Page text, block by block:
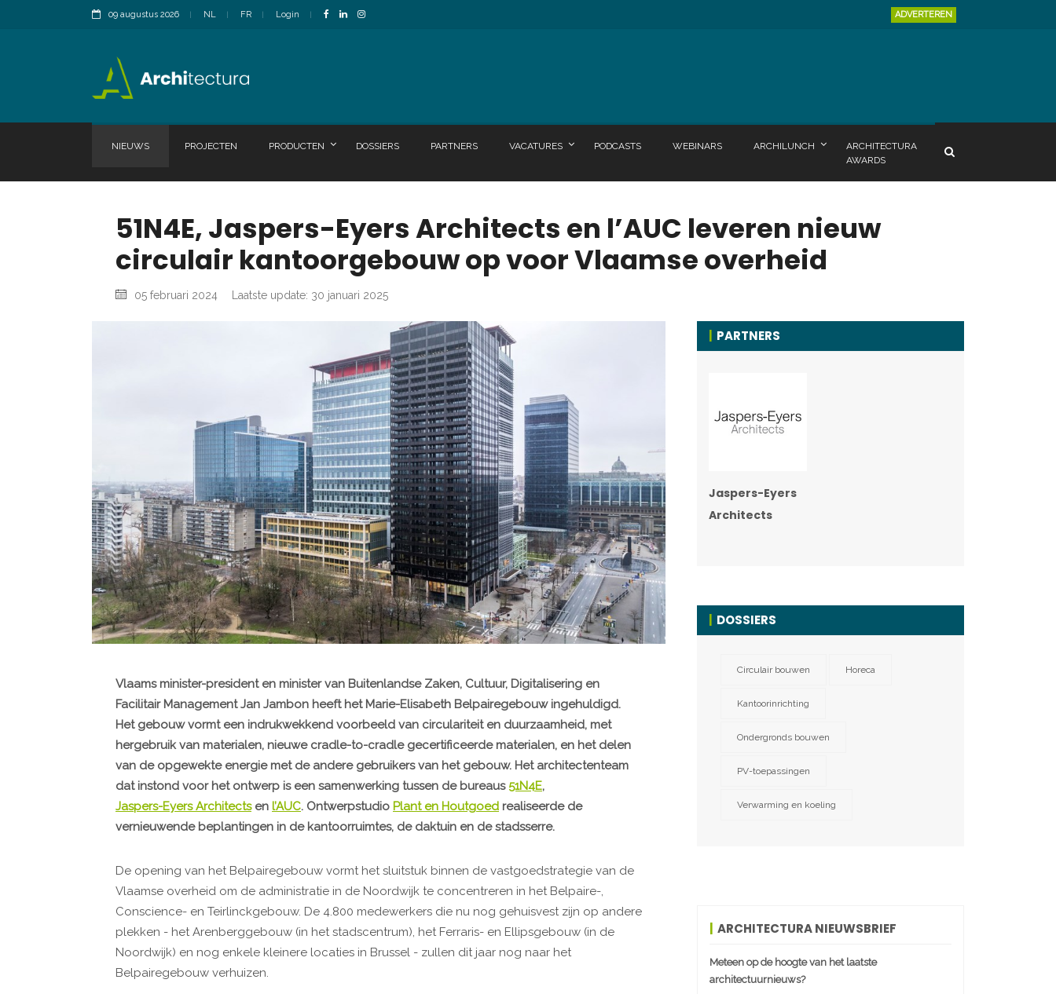
09 augustus 2026 NL FR Login ADVERTEREN
NIEUWS PROJECTEN PRODUCTEN DOSSIERS PARTNERS VACATURES PODCASTS WEBINARS ARCHILUNCH
ARCHITECTURA
AWARDS
51N4E, Jaspers-Eyers Architects en l’AUC leveren nieuw
circulair kantoorgebouw op voor Vlaamse overheid
05 februari 2024 Laatste update: 30 januari 2025
Vlaams minister-president en minister van Buitenlandse Zaken, Cultuur, Digitalisering en
Facilitair Management Jan Jambon heeft het Marie-Elisabeth Belpairegebouw ingehuldigd.
Het gebouw vormt een indrukwekkend voorbeeld van circulariteit en duurzaamheid, met
hergebruik van materialen, nieuwe cradle-to-cradle gecertificeerde materialen, en het delen
van de opgewekte energie met de andere gebruikers van het gebouw. Het architectenteam
dat instond voor het ontwerp is een samenwerking tussen de bureaus 51N4E,
Jaspers-Eyers Architectsen l’AUC. Ontwerpstudio Plant en Houtgoed realiseerde de
vernieuwende beplantingen in de kantoorruimtes, de daktuin en de stadsserre.
De opening van het Belpairegebouw vormt het sluitstuk binnen de vastgoedstrategie van de
Vlaamse overheid om de administratie in de Noordwijk te concentreren in het Belpaire-,
Conscience- en Teirlinckgebouw. De 4.800 medewerkers die nu nog gehuisvest zijn op andere
plekken - het Arenberggebouw (in het stadscentrum), het Ferraris- en Ellipsgebouw (in de
Noordwijk) en nog enkele kleinere locaties in Brussel - zullen dit jaar nog naar het
Belpairegebouw verhuizen.
PARTNERS
Jaspers-Eyers
Architects
DOSSIERS
Circulair bouwen Horeca
Kantoorinrichting
Ondergronds bouwen
PV-toepassingen
Verwarming en koeling
ARCHITECTURA NIEUWSBRIEF
Meteen op de hoogte van het laatste
architectuurnieuws?